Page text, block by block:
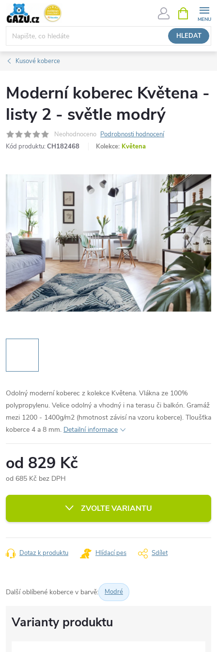
Přejít
obsah
HLEDAT
NÁKUPNÍ
KOŠÍK
Kusové koberce
Moderní koberec Květena -
listy 2 - světle modrý
Neohodnoceno Podrobnosti hodnocení
Kód produktu: CH182468 Kolekce: Květena
Odolný moderní koberec z kolekce Květena. Vlákna ze 100%
polypropylenu. Velice odolný a vhodný i na terasu či balkón. Gramáž
mezi 1200 - 1400g/m2 (hmotnost závisí na vzoru koberce). Tloušťka
koberce 4 a 8 mm. Detailní informace
od 829 Kč
od 685 Kč bez DPH
cena:
ZVOLTE VARIANTU
Dotaz k produktu Hlídací pes Sdílet
Další oblíbené koberce v barvě: Modré